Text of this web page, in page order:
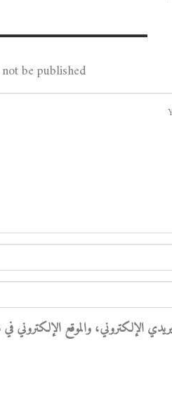
be published.
الإلكتروني، والموقع الإلكتروني في